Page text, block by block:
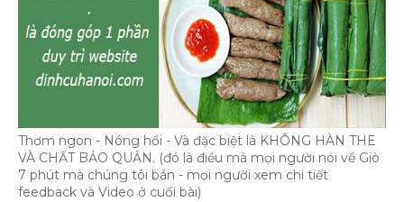
Thơm ngon - Nóng hổi - Và đặc biệt là KHÔNG HÀN THE
VÀ CHẤT BẢO QUẢN. (đó là điều mà mọi người nói về Giò
7 phút mà chúng tôi bán - mọi người xem chi tiết
feedback và Video ở cuối bài)